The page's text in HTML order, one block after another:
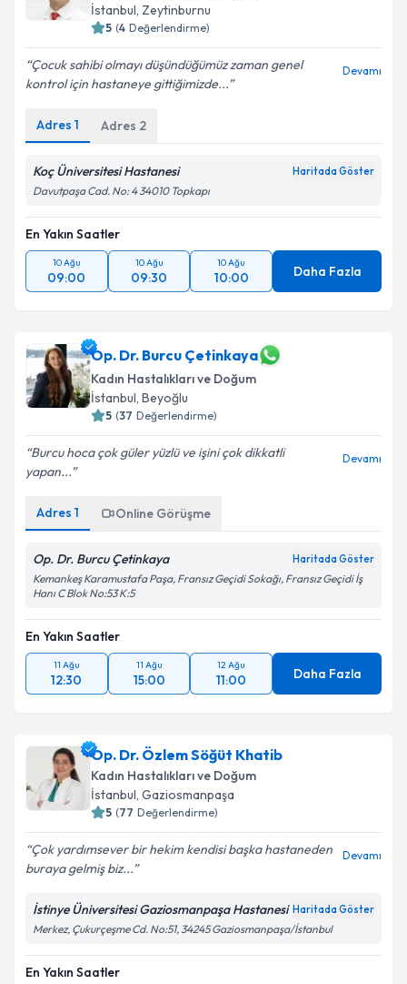
İstanbul, Zeytinburnu
5 (4 Değerlendirme)
Çocuk sahibi olmayı düşündüğümüz zaman genel
kontrol için hastaneye gittiğimizde...
Devamı
Adres 1 Adres 2
Koç Üniversitesi Hastanesi Haritada Göster
Davutpaşa Cad. No: 4 34010 Topkapı
En Yakın Saatler
10 Ağu
09:00
10 Ağu
09:30
10 Ağu
10:00 Daha Fazla
Op. Dr. Burcu Çetinkaya
Kadın Hastalıkları ve Doğum
İstanbul, Beyoğlu
5 (37 Değerlendirme)
Burcu hoca çok güler yüzlü ve işini çok dikkatli
yapan...
Devamı
Adres 1 Online Görüşme
Op. Dr. Burcu Çetinkaya Haritada Göster
Kemankeş Karamustafa Paşa, Fransız Geçidi Sokağı, Fransız Geçidi İş
Hanı C Blok No:53 K:5
En Yakın Saatler
11 Ağu
12:30
11 Ağu
15:00
12 Ağu
11:00 Daha Fazla
Op. Dr. Özlem Söğüt Khatib
Kadın Hastalıkları ve Doğum
İstanbul, Gaziosmanpaşa
5 (77 Değerlendirme)
Çok yardımsever bir hekim kendisi başka hastaneden
buraya gelmiş biz...
Devamı
İstinye Üniversitesi Gaziosmanpaşa Hastanesi Haritada Göster
Merkez, Çukurçeşme Cd. No:51, 34245 Gaziosmanpaşa/İstanbul
En Yakın Saatler